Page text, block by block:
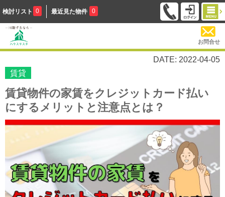
検討リスト 0 最近見た物件 0
お問合せ
DATE: 2022-04-05
賃貸
賃貸物件の家賃をクレジットカード払い
にするメリットと注意点とは？